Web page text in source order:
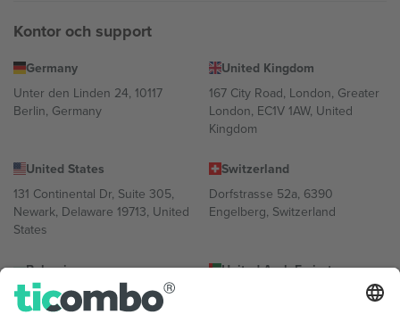
Kontor och support
Germany
Unter den Linden 24, 10117
Berlin, Germany
United Kingdom
167 City Road, London, Greater
London, EC1V 1AW, United
Kingdom
United States
131 Continental Dr, Suite 305,
Newark, Delaware 19713, United
States
Switzerland
Dorfstrasse 52a, 6390
Engelberg, Switzerland
Bulgaria
Regus Sofia City West, bul
Totleben 53-55, 1606 Sofia,
United Arab Emirates
UAE Dubai Silicon Oasis, DDP